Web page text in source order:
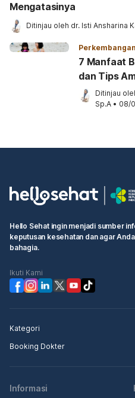
Mengatasinya
Ditinjau oleh dr. Isti Ansharina
7 Manfaat
dan Tips
Ditinjau
Sp.A • 08/
Hello Sehat ingin menjadi sumber
keputusan kesehatan dan agar
bahagia.
Ikuti Kami
Kategori
Booking Dokter
Informasi